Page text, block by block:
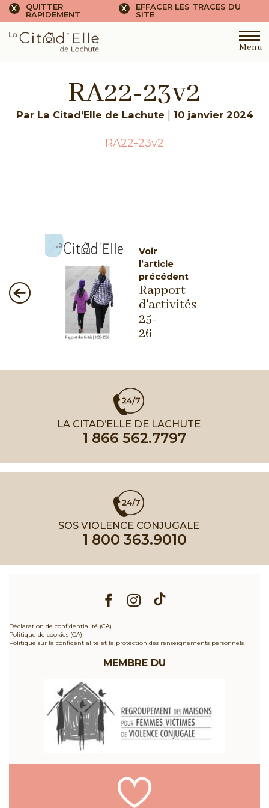
X
QUITTER
RAPIDEMENT
X
EFFACER LES TRACES DU
SITE
Menu
RA22-23v2
Par La Citad’Elle de Lachute 10 janvier 2024
RA22-23v2
Voir
l’article
précédent
Rapport
d'activités
25-
26
LA CITAD’ELLE DE LACHUTE
1 866 562.7797
SOS VIOLENCE CONJUGALE
1 800 363.9010
Déclaration de confidentialité (CA)
Politique de cookies (CA)
Politique sur la confidentialité et la protection des renseignements personnels
MEMBRE DU